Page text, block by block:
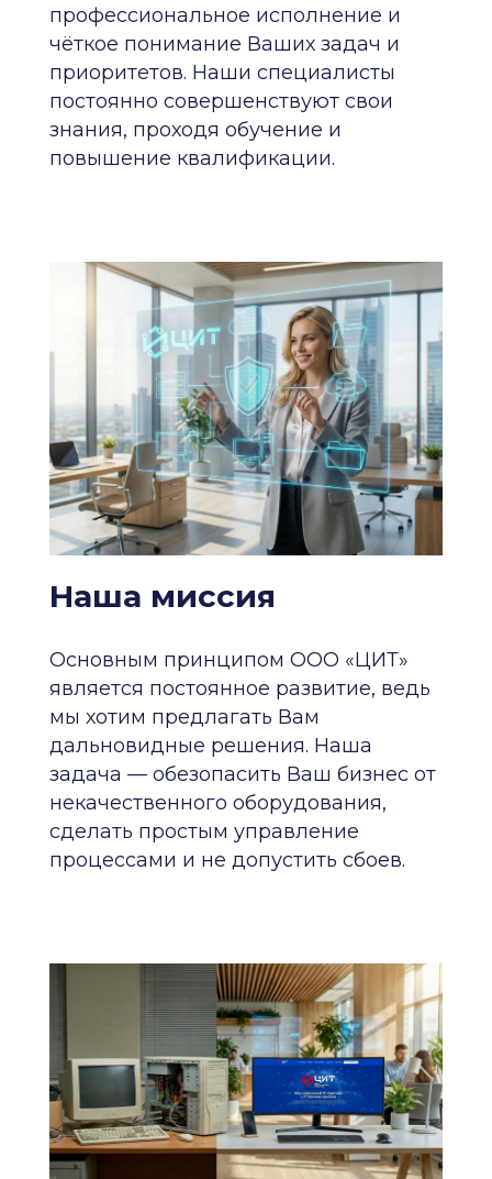
профессиональное исполнение и
чёткое понимание Ваших задач и
приоритетов. Наши специалисты
постоянно совершенствуют свои
знания, проходя обучение и
повышение квалификации.
Наша миссия
Основным принципом ООО «ЦИТ»
является постоянное развитие, ведь
мы хотим предлагать Вам
дальновидные решения. Наша
задача — обезопасить Ваш бизнес от
некачественного оборудования,
сделать простым управление
процессами и не допустить сбоев.